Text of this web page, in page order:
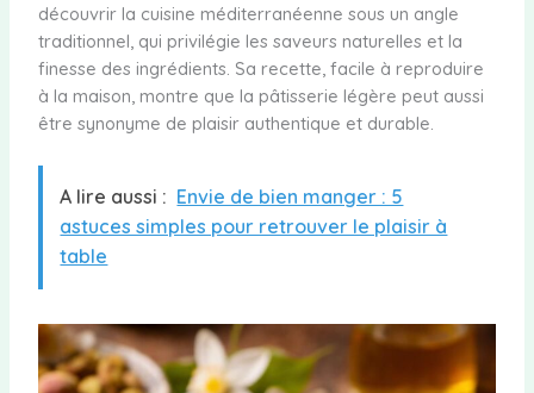
découvrir la cuisine méditerranéenne sous un angle
traditionnel, qui privilégie les saveurs naturelles et la
finesse des ingrédients. Sa recette, facile à reproduire
à la maison, montre que la pâtisserie légère peut aussi
être synonyme de plaisir authentique et durable.
A lire aussi : Envie de bien manger : 5
astuces simples pour retrouver le plaisir à
table